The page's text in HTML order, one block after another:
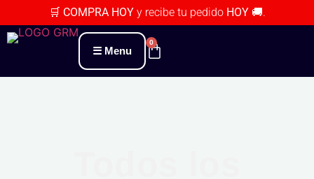
🛒 COMPRA HOYy recibe tu pedido HOY 🚚.
Menu
0